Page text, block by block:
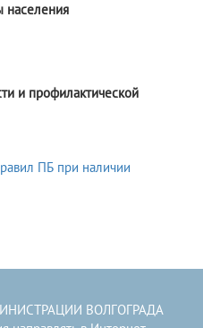
населения
и профилактической
ПБ при наличии
ВОЛГОГРАДА